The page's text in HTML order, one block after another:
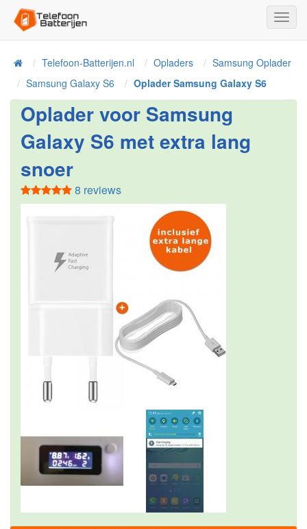
HomeTelefoon-Batterijen.nl Opladers
Samsung Oplader
Samsung Galaxy S6
Oplader Samsung Galaxy S6
Oplader voor Samsung
Galaxy S6 met extra lang
snoer
8 reviews